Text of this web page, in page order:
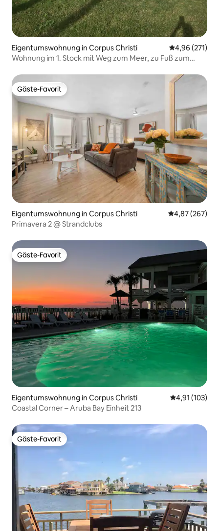
Eigentumswohnung in Corpus Christi
4,96 (271)
Wohnung im 1. Stock mit Weg zum Meer, zu Fuß zum
Gäste-Favorit
Gäste-Favorit
Eigentumswohnung in Corpus Christi
4,87 (267)
Primavera 2 @ Strandclubs
Gäste-Favorit
Gäste-Favorit
Eigentumswohnung in Corpus Christi
4,91 (103)
Coastal Corner – Aruba Bay Einheit 213
Gäste-Favorit
Gäste-Favorit